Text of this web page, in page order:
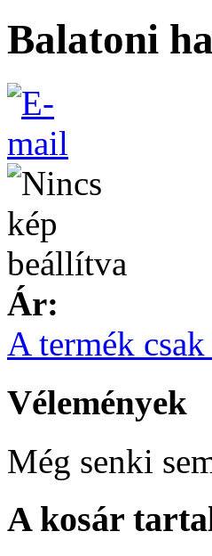
Balatoni
Ár:
A termék
Vélemények
Még senki
A kosár